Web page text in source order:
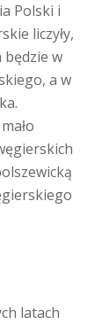
Polski i
liczyły,
będzie w
a w
latach